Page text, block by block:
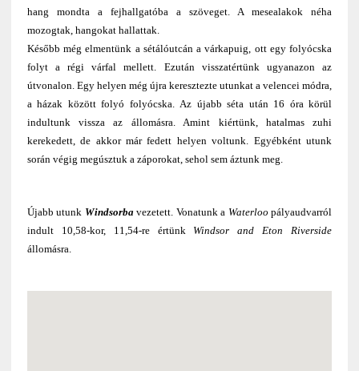
hang mondta a fejhallgatóba a szöveget. A mesealakok néha
mozogtak, hangokat hallattak.
Később még elmentünk a sétálóutcán a várkapuig, ott egy folyócska
folyt a régi várfal mellett. Ezután visszatértünk ugyanazon az
útvonalon. Egy helyen még újra keresztezte utunkat a velencei módra,
a házak között folyó folyócska.
Az újabb séta után 16 óra körül
indultunk vissza az állomásra. Amint kiértünk, hatalmas zuhi
kerekedett, de akkor már fedett helyen voltunk. Egyébként utunk
során végig megúsztuk a záporokat, sehol sem áztunk meg.
Újabb utunk Windsorbavezetett. Vonatunk a Waterloo pályaudvarról
indult 10,58-kor, 11,54-re értünk Windsor and Eton Riverside
állomásra.